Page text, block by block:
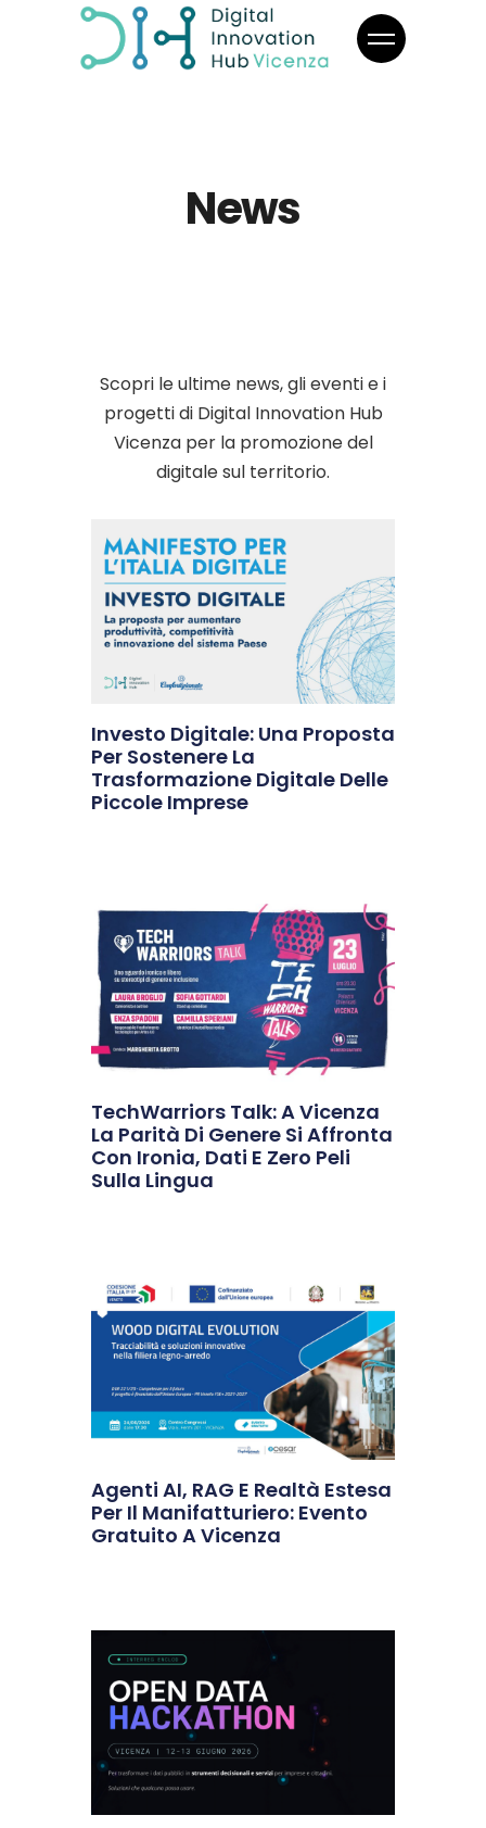
News
Scopri le ultime news, gli eventi e i
progetti di Digital Innovation Hub
Vicenza per la promozione del
digitale sul territorio.
Investo Digitale: Una Proposta
Per Sostenere La
Trasformazione Digitale Delle
Piccole Imprese
TechWarriors Talk: A Vicenza
La Parità Di Genere Si Affronta
Con Ironia, Dati E Zero Peli
Sulla Lingua
Agenti AI, RAG E Realtà Estesa
Per Il Manifatturiero: Evento
Gratuito A Vicenza